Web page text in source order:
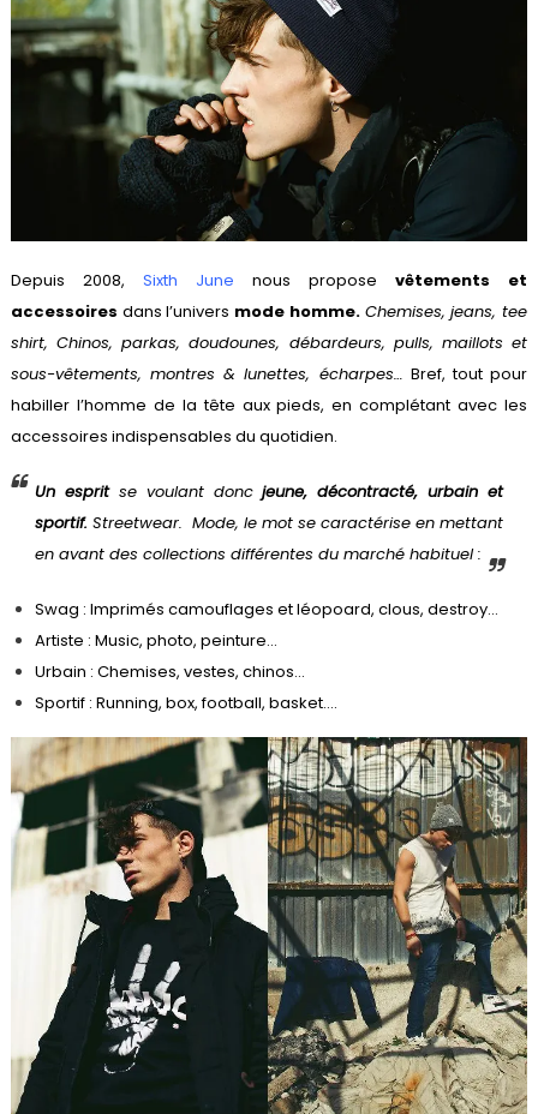
Depuis 2008, Sixth June nous proposevêtements et
accessoires dans l’univers mode homme. Chemises, jeans, tee
shirt, Chinos, parkas, doudounes, débardeurs, pulls, maillots et
sous-vêtements, montres & lunettes, écharpes… Bref, tout pour
habiller l’homme de la tête aux pieds, en complétant avec les
accessoires indispensables du quotidien.
Un espritse voulant doncjeune, décontracté, urbain et
sportif. Streetwear. Mode, le mot se caractérise en mettant
en avant des collections différentes du marché habituel :
Swag : Imprimés camouflages et léopoard, clous, destroy…
Artiste : Music, photo, peinture…
Urbain : Chemises, vestes, chinos…
Sportif : Running, box, football, basket….